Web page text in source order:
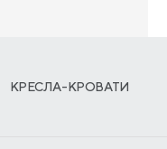
КРЕСЛА-КРОВАТИ